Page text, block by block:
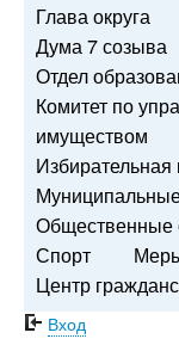
Глава округа
Дума 7 созыва
Отдел
Комитет по
имуществом
Избирательная
Общественные
Спорт
Центр
Вход